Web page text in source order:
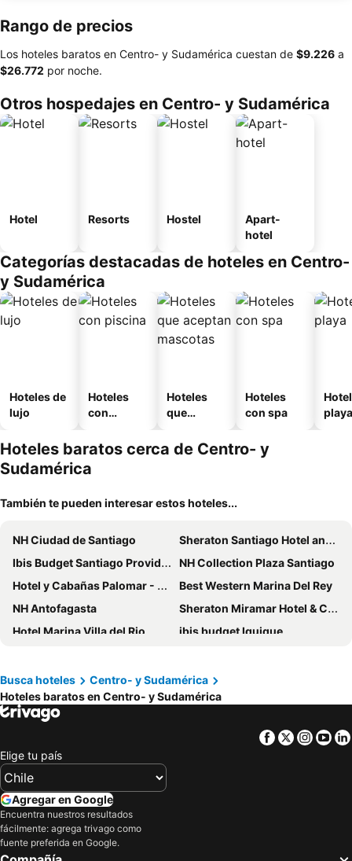
Rango de precios
Los hoteles baratos en Centro- y Sudamérica cuestan de ‎$9.226 a
‎$26.772 por noche.
Otros hospedajes en Centro- y Sudamérica
Hotel Resorts Hostel
Apart-
hotel
Categorías destacadas de hoteles en Centro-
y Sudamérica
Hoteles de
lujo
Hoteles
con
Hoteles
que
mascotas
Hoteles
con spa
playa
Hoteles baratos cerca de Centro- y
Sudamérica
También te pueden interesar estos hoteles...
NH Ciudad de Santiago
Sheraton Santiago Hotel and Convention Center
Ibis Budget Santiago Providencia
NH Collection Plaza Santiago
Hotel y Cabañas Palomar - Caja los Andes
Best Western Marina Del Rey
NH Antofagasta
Sheraton Miramar Hotel & Convention Center
Hotel Marina Villa del Rio
ibis budget Iquique
Gran Hotel Pucon
Icon Hotel
ibis Santiago Providencia
Nobile Hotel Estación Central
Casa Andina Select Tacna
ibis Puerto Montt
El Copihue Olmué
Enjoy Chiloé
Hotel Terrado Cavancha
Busca hoteles
Centro- y Sudamérica
Hoteles baratos en Centro- y Sudamérica
Facebook
Twitter
Elige tu país
Agregar en Google
Encuentra nuestros resultados
fácilmente: agrega trivago como
fuente preferida en Google.